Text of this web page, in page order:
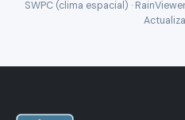
SWPC (clima espacial) ·